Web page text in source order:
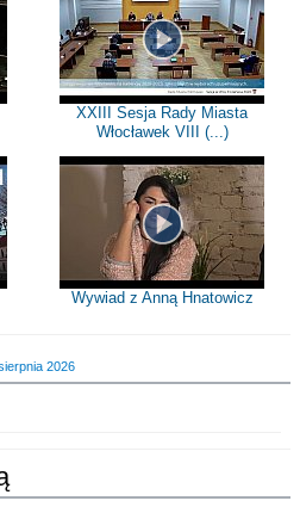
XXIII Sesja Rady Miasta
Włocławek VIII (...)
Wywiad z Anną Hnatowicz
2026